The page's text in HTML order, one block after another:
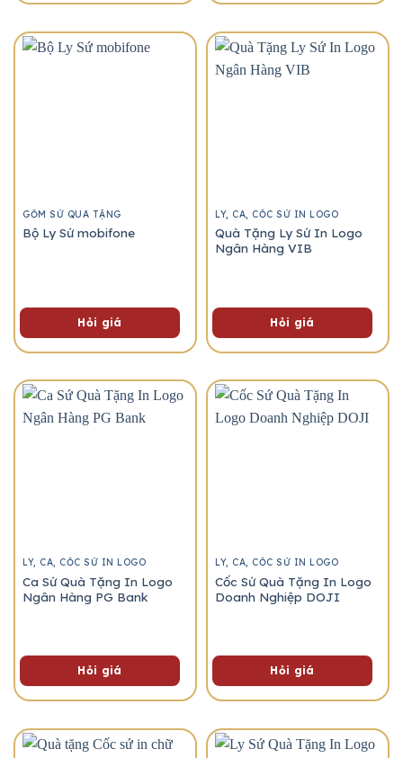
GỐM SỨ QUÀ TẶNG
Bộ Ly Sứ mobifone
Hỏi giá
LY, CA, CỐC SỨ IN LOGO
Quà Tặng Ly Sứ In Logo
Ngân Hàng VIB
Hỏi giá
LY, CA, CỐC SỨ IN LOGO
Ca Sứ Quà Tặng In Logo
Ngân Hàng PG Bank
Hỏi giá
LY, CA, CỐC SỨ IN LOGO
Cốc Sứ Quà Tặng In Logo
Doanh Nghiệp DOJI
Hỏi giá
Gửi yêu cầu